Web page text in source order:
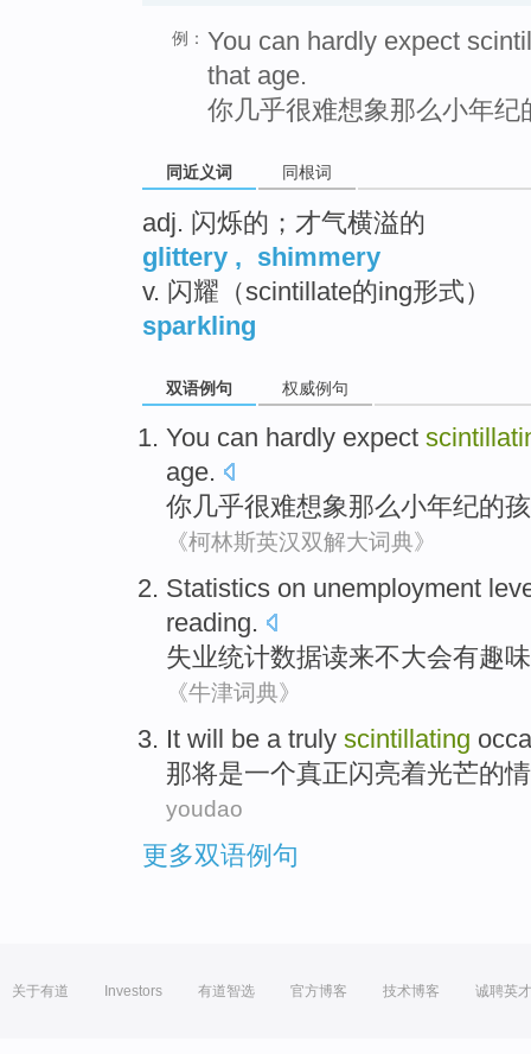
例： You can hardly expect
that age.
你几乎很难想象那么小年
同近义词 同根词
adj. 闪烁的；才气横溢的
glittery , shimmery
v. 闪耀（scintillate的ing形式）
sparkling
双语例句 权威例句
You can hardly expect
age.
你几乎很难想象那么小年纪的
《柯林斯英汉双解大词典》
Statistics on unemployment
reading.
失业统计数据读来不大会有趣味
《牛津词典》
It will be a truly scintillating
那将是一个真正闪亮着光芒的
youdao
更多双语例句
关于有道 Investors 有道智选 官方博客 技术博客 诚聘英才